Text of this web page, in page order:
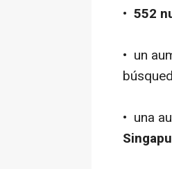
• 552
• un
• una